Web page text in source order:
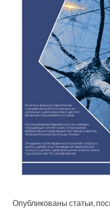
Опубликованы статьи,